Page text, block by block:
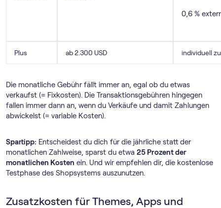
0,6 %
Plus ab 2.300 USD individuell
Die monatliche Gebühr fällt immer an, egal ob du etwas
verkaufst (= Fixkosten). Die Transaktionsgebühren hingegen
fallen immer dann an, wenn du Verkäufe und damit Zahlungen
abwickelst (= variable Kosten).
Spartipp: Entscheidest du dich für die jährliche statt der
monatlichen Zahlweise, sparst du etwa 25 Prozent der
monatlichen Kosten ein. Und wir empfehlen dir, die kostenlose
Testphase des Shopsystems auszunutzen.
Zusatzkosten für Themes, Apps und